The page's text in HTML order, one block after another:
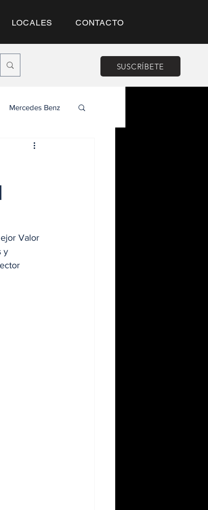
LOCALES CONTACTO
SUSCRÍBETE
Mercedes Benz
Valor
y